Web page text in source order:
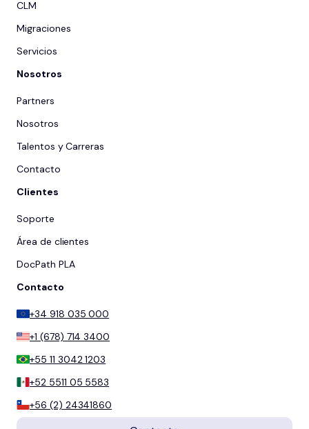
CLM
Migraciones
Servicios
Nosotros
Partners
Nosotros
Talentos y Carreras
Contacto
Clientes
Soporte
Área de clientes
DocPath PLA
Contacto
+34 918 035 000
+1 (678) 714 3400
+55 11 3042 1203
+52 5511 05 5583
+56 (2) 24341860